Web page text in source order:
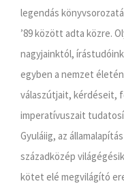
legendás
’89 között adta közre.
nagyjainktól,
egyben a nemzet
válaszútjait, kérdéseit,
imperatívuszait
Gyuláiig, az
századközép
kötet elé megvilágító